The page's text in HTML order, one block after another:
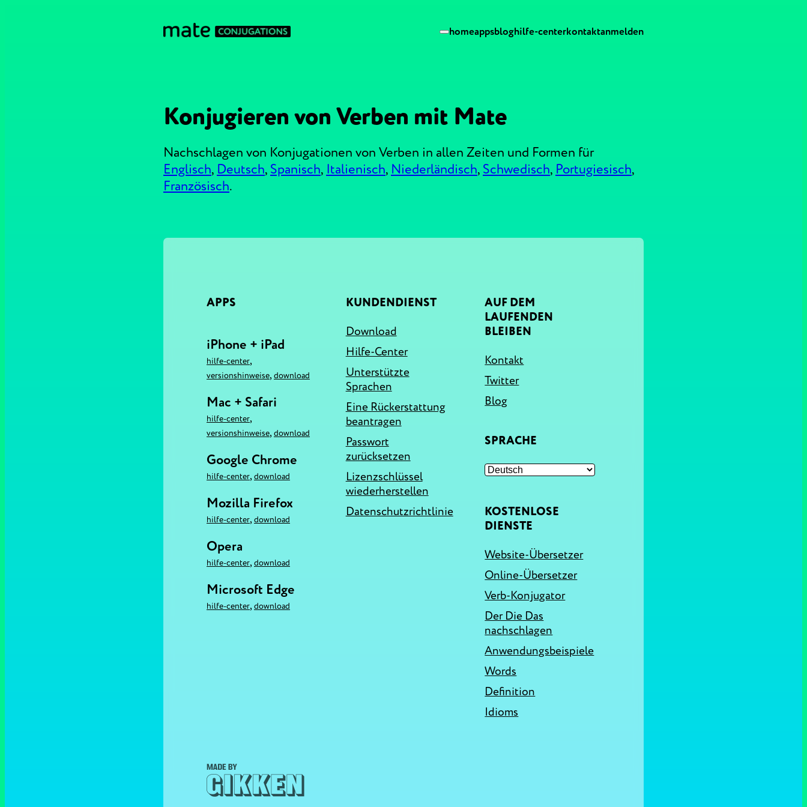
homeappsbloghilfe-centerkontaktanmelden
Konjugieren von Verben mit Mate
Nachschlagen von Konjugationen von Verben in allen Zeiten und Formen für
Englisch, Deutsch, Spanisch, Italienisch, Niederländisch, Schwedisch, Portugiesisch,
Französisch.
APPS
iPhone + iPad
hilfe-center,
versionshinweise, download
Mac + Safari
hilfe-center,
versionshinweise, download
Google Chrome
hilfe-center, download
Mozilla Firefox
hilfe-center, download
Opera
hilfe-center, download
Microsoft Edge
hilfe-center, download
KUNDENDIENST
Download
Hilfe-Center
Unterstützte
Sprachen
Eine Rückerstattung
beantragen
Passwort
zurücksetzen
Lizenzschlüssel
wiederherstellen
Datenschutzrichtlinie
AUF DEM
LAUFENDEN
BLEIBEN
Kontakt
Twitter
Blog
SPRACHE
KOSTENLOSE
DIENSTE
Website-Übersetzer
Online-Übersetzer
Verb-Konjugator
Der Die Das
nachschlagen
Anwendungsbeispiele
Words
Definition
Idioms